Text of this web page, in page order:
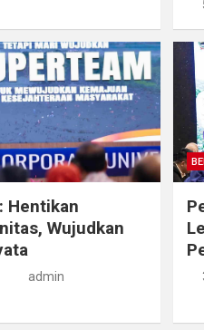
Hentikan
Wujudkan
admin